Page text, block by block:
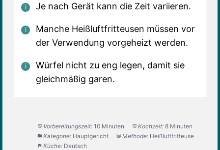
Je nach Gerät kann die Zeit variieren.
Manche Heißluftfritteusen müssen vor
der Verwendung vorgeheizt werden.
Würfel nicht zu eng legen, damit sie
gleichmäßig garen.
Vorbereitungszeit: 10 Minuten Kochzeit: 8 Minuten
Kategorie: Hauptgericht Methode: Heißluftfritteuse
Küche: Deutsch